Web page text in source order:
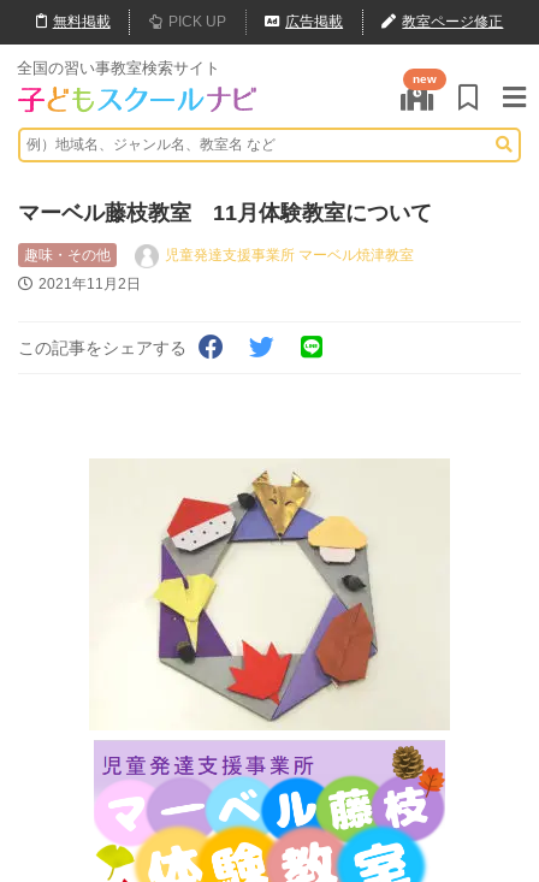
無料掲載 PICK UP 広告掲載 教室ページ修正
全国の習い事教室検索サイト
new
マーベル藤枝教室 11月体験教室について
趣味・その他
児童発達支援事業所 マーベル焼津教室
2021年11月2日
この記事をシェアする